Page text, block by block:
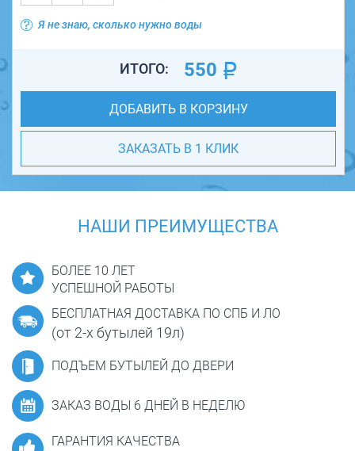
Я не знаю, сколько нужно воды
ИТОГО: 550
ДОБАВИТЬ В КОРЗИНУ
ЗАКАЗАТЬ В 1 КЛИК
НАШИ ПРЕИМУЩЕСТВА
БОЛЕЕ 10 ЛЕТ
УСПЕШНОЙ РАБОТЫ
БЕСПЛАТНАЯ ДОСТАВКА ПО СПБ И ЛО
(от 2-х бутылей 19л)
ПОДЪЕМ БУТЫЛЕЙ ДО ДВЕРИ
ЗАКАЗ ВОДЫ 6 ДНЕЙ В НЕДЕЛЮ
ГАРАНТИЯ КАЧЕСТВА